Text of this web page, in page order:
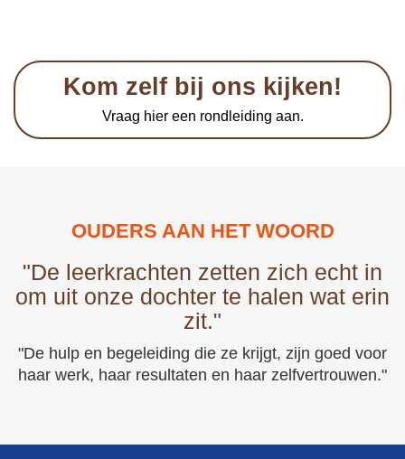
Kom zelf bij ons kijken!
Vraag hier een rondleiding aan.
OUDERS AAN HET WOORD
"De leerkrachten zetten zich echt in
om uit onze dochter te halen wat erin
zit."
"De hulp en begeleiding die ze krijgt, zijn goed voor
haar werk, haar resultaten en haar zelfvertrouwen."